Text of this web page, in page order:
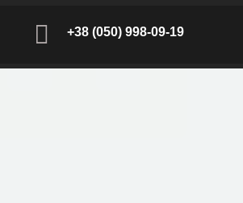
+38 (050) 998-09-19